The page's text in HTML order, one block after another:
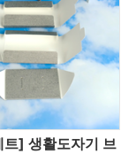
] 생활도자기 브